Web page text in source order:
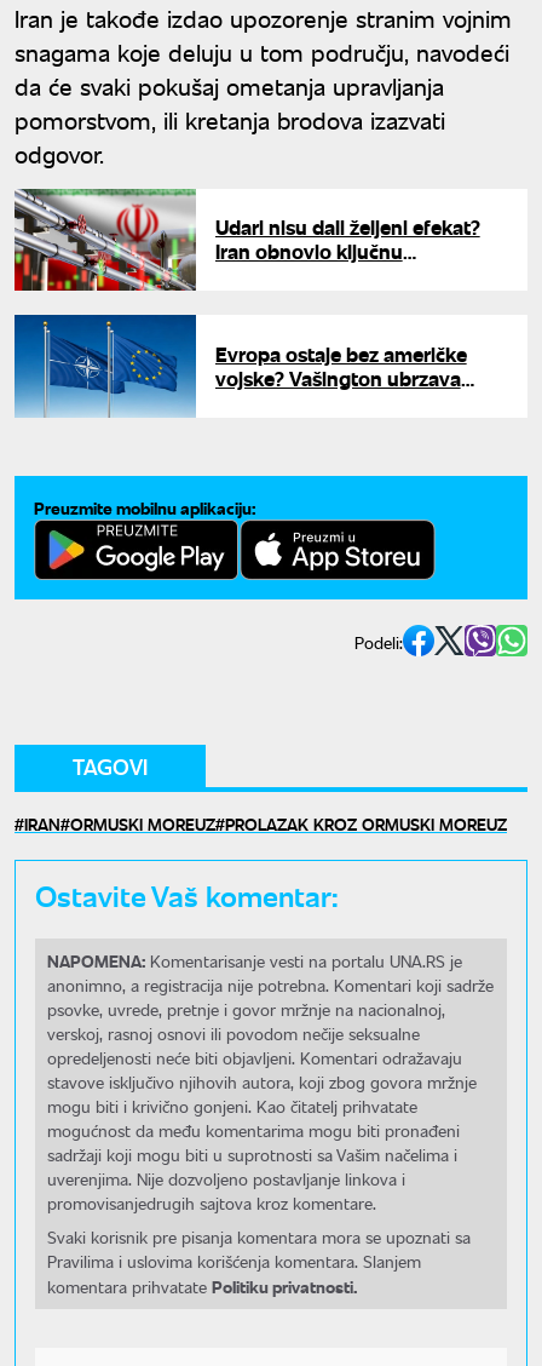
Iran je takođe izdao upozorenje stranim vojnim
snagama koje deluju u tom području, navodeći
da će svaki pokušaj ometanja upravljanja
pomorstvom, ili kretanja brodova izazvati
odgovor.
Udari nisu dali željeni efekat?
Iran obnovio ključnu
Evropa ostaje bez američke
vojske? Vašington ubrzava
Preuzmite mobilnu aplikaciju:
Podeli:
TAGOVI
IRAN ORMUSKI MOREUZ PROLAZAK KROZ ORMUSKI MOREUZ
Ostavite Vaš komentar:
NAPOMENA: Komentarisanje vesti na portalu UNA.RS je
anonimno, a registracija nije potrebna. Komentari koji sadrže
psovke, uvrede, pretnje i govor mržnje na nacionalnoj,
verskoj, rasnoj osnovi ili povodom nečije seksualne
opredeljenosti neće biti objavljeni. Komentari odražavaju
stavove isključivo njihovih autora, koji zbog govora mržnje
mogu biti i krivično gonjeni. Kao čitatelj prihvatate
mogućnost da među komentarima mogu biti pronađeni
sadržaji koji mogu biti u suprotnosti sa Vašim načelima i
uverenjima. Nije dozvoljeno postavljanje linkova i
promovisanjedrugih sajtova kroz komentare.
Svaki korisnik pre pisanja komentara mora se upoznati sa
Pravilima i uslovima korišćenja komentara. Slanjem
komentara prihvatate Politiku privatnosti.